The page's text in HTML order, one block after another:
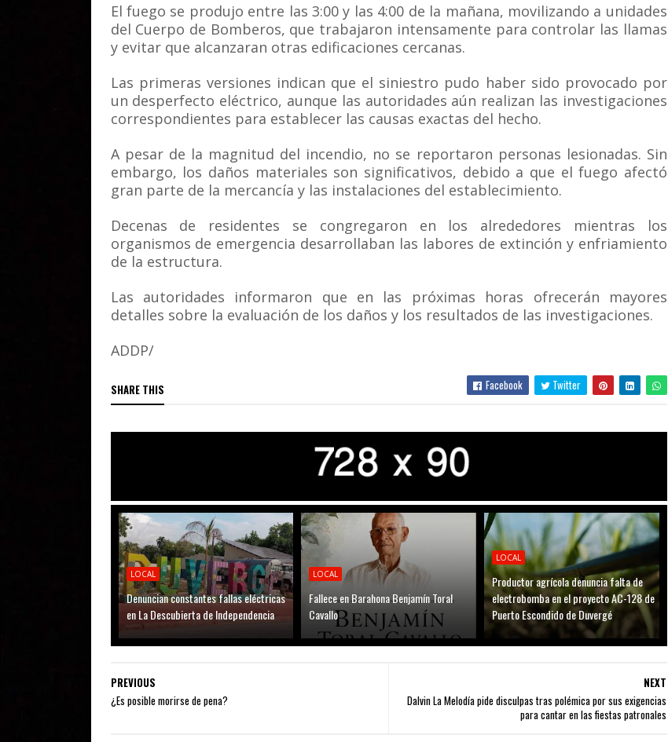
El fuego se produjo entre las 3:00 y las 4:00 de la mañana, movilizando a unidades
del Cuerpo de Bomberos, que trabajaron intensamente para controlar las llamas
y evitar que alcanzaran otras edificaciones cercanas.
Las primeras versiones indican que el siniestro pudo haber sido provocado por
un desperfecto eléctrico, aunque las autoridades aún realizan las investigaciones
correspondientes para establecer las causas exactas del hecho.
A pesar de la magnitud del incendio, no se reportaron personas lesionadas. Sin
embargo, los daños materiales son significativos, debido a que el fuego afectó
gran parte de la mercancía y las instalaciones del establecimiento.
Decenas de residentes se congregaron en los alrededores mientras los
organismos de emergencia desarrollaban las labores de extinción y enfriamiento
de la estructura.
Las autoridades informaron que en las próximas horas ofrecerán mayores
detalles sobre la evaluación de los daños y los resultados de las investigaciones.
ADDP/
SHARE THIS Facebook Twitter
LOCAL
Denuncian constantes fallas eléctricas
en La Descubierta de Independencia
LOCAL
Fallece en Barahona Benjamín Toral
Cavallo
LOCAL
Productor agrícola denuncia falta de
electrobomba en el proyecto AC-128 de
Puerto Escondido de Duvergé
NEXT
Dalvin La Melodía pide disculpas tras polémica por sus exigencias
para cantar en las fiestas patronales
PREVIOUS
¿Es posible morirse de pena?